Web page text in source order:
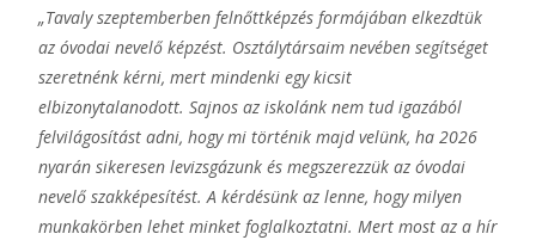
„Tavaly szeptemberben felnőttképzés formájában elkezdtük
az óvodai nevelő képzést. Osztálytársaim nevében segítséget
szeretnénk kérni, mert mindenki egy kicsit
elbizonytalanodott. Sajnos az iskolánk nem tud igazából
felvilágosítást adni, hogy mi történik majd velünk, ha 2026
nyarán sikeresen levizsgázunk és megszerezzük az óvodai
nevelő szakképesítést. A kérdésünk az lenne, hogy milyen
munkakörben lehet minket foglalkoztatni. Mert most az a hír